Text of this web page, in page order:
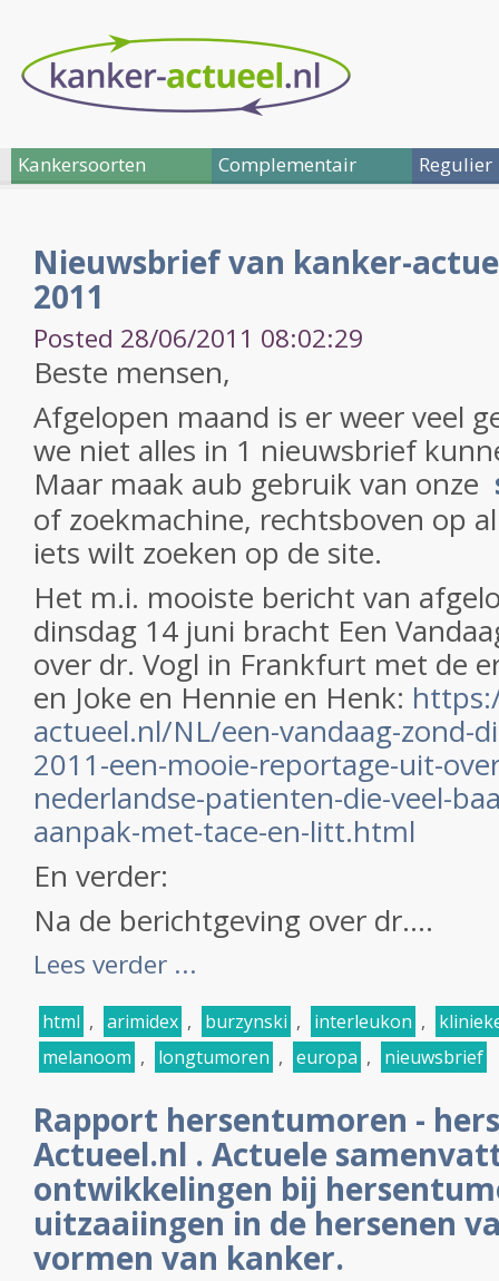
Kankersoorten Complementair Regulier
Nieuwsbrief van kanker-
2011
Posted 28/06/2011 08:02:29
Beste mensen,
Afgelopen maand is er weer veel
we niet alles in 1 nieuwsbrief
Maar maak aub gebruik van onze
of zoekmachine, rechtsboven op
iets wilt zoeken op de site.
Het m.i. mooiste bericht van
dinsdag 14 juni bracht Een
over dr. Vogl in Frankfurt met de
en Joke en Hennie en Henk:
actueel.nl/NL/een-vandaag-zond-
2011-een-mooie-reportage-uit-
nederlandse-patienten-die-veel-
aanpak-met-tace-en-litt.html
En verder:
Na de berichtgeving over dr....
Lees verder ...
html , arimidex , burzynski , interleukon ,
melanoom , longtumoren , europa , nieuwsbrief
Rapport hersentumoren -
Actueel.nl . Actuele
ontwikkelingen bij
uitzaaiingen in de hersenen
vormen van kanker.